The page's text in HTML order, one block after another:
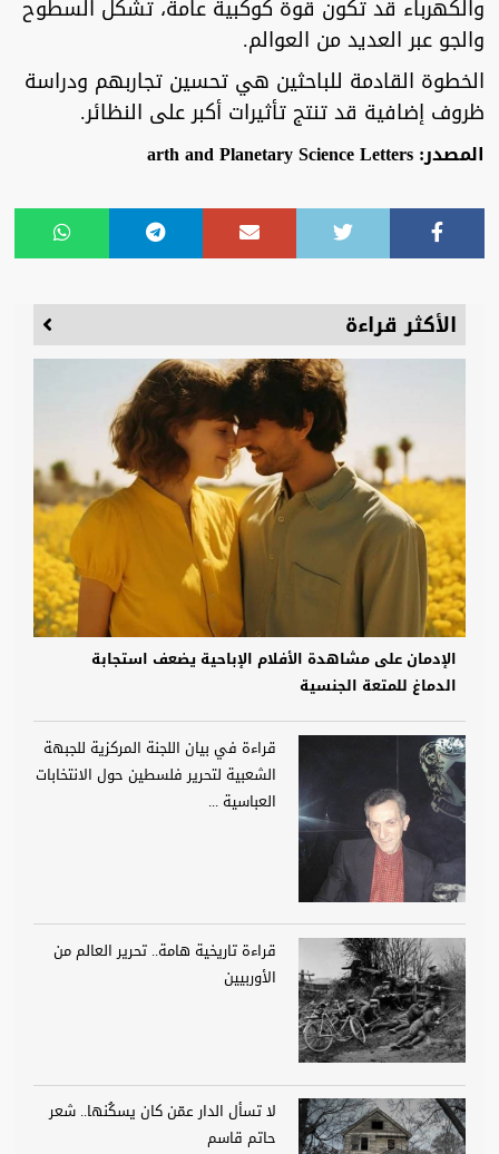
والكهرباء قد تكون قوة كوكبية عامة، تشكل السطوح
والجو عبر العديد من العوالم.
الخطوة القادمة للباحثين هي تحسين تجاربهم ودراسة
ظروف إضافية قد تنتج تأثيرات أكبر على النظائر.
المصدر: arth and Planetary Science Letters
الأكثر قراءة
الإدمان على مشاهدة الأفلام الإباحية يضعف استجابة
الدماغ للمتعة الجنسية
قراءة في بيان اللجنة المركزية للجبهة
الشعبية لتحرير فلسطين حول الانتخابات
العباسية ...
قراءة تاريخية هامة.. تحرير العالم من
الأوربيين
لا تسأل الدار عمّن كان يسكُنها.. شعر
حاتم قاسم